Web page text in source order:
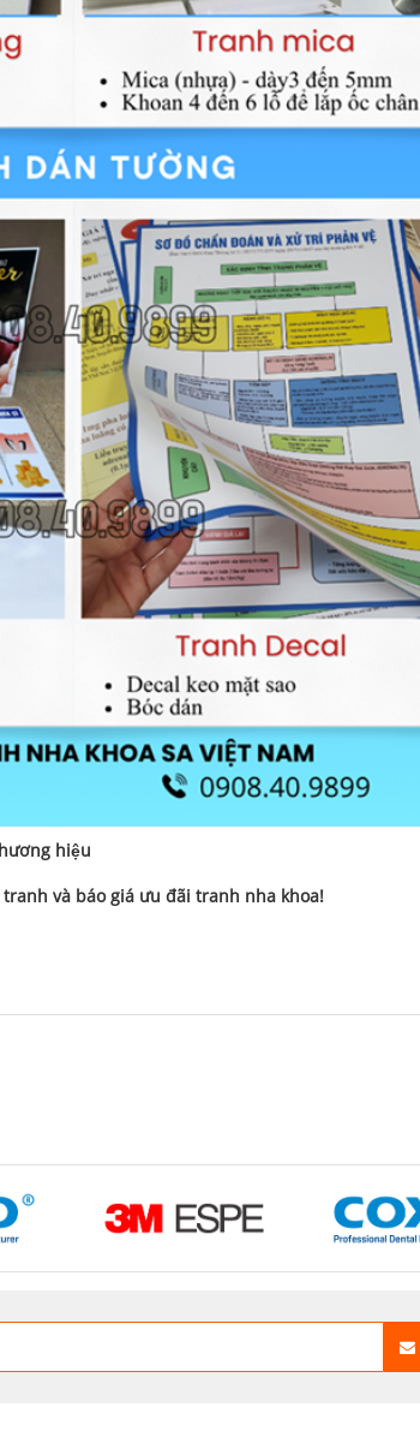
hiệu
và báo giá ưu đãi tranh nha khoa!